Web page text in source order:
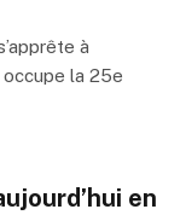
à
la 25e
en